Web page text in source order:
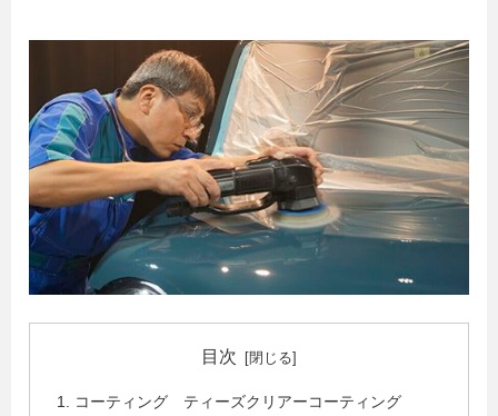
目次
コーティング ティーズクリアーコーティング